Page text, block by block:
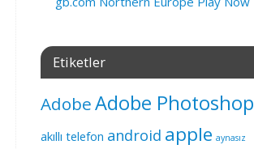
Etiketler
AdobeAdobe Photoshop
akıllı telefon android apple aynasız